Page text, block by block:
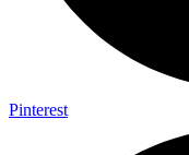
Pinterest